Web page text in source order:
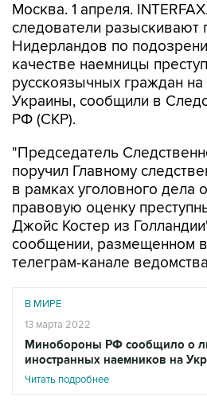
Москва. 1 апреля.
следователи разыскивают
Нидерландов по
качестве наемницы
русскоязычных граждан на
Украины, сообщили в
РФ (СКР).
"Председатель
поручил Главному
в рамках уголовного дела
правовую оценку
Джойс Костер из
сообщении, размещенном в
телеграм-канале
В МИРЕ
13 марта 2022
Минобороны РФ сообщило о
иностранных наемников на
Читать подробнее